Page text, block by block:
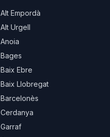
Alt Empordà
Alt Urgell
Anoia
Bages
Baix Ebre
Baix Llobregat
Barcelonès
Cerdanya
Garraf